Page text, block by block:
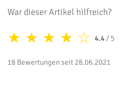
War dieser Artikel hilfreich?
☆
★
★
★
★ 4.4/ 5
18 Bewertungen seit 28.06.2021